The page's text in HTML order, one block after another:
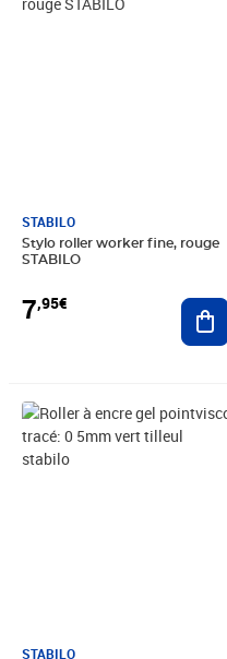
STABILO
Stylo roller worker fine, rouge
STABILO
7,95€
STABILO
Prix 4,31€